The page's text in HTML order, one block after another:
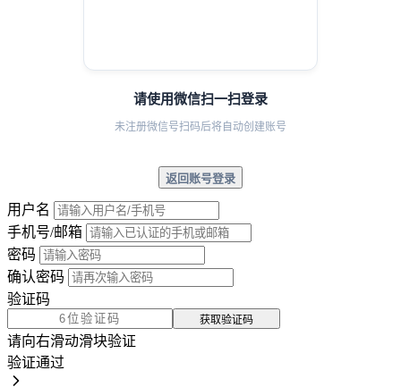
请使用微信扫一扫登录
未注册微信号扫码后将自动创建账号
返回账号登录
用户名
手机号/邮箱
密码
确认密码
验证码
获取验证码
请向右滑动滑块验证
验证通过